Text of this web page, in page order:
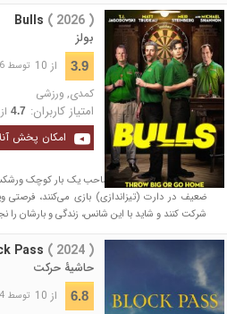
Bulls ( 2026 )
بولز
3.9 از 10 توسط 146 نفر در
کمدی, ورزشی
امتیاز کاربران: 4.7از
امکان پخش
دو نیمه‌برادر بدشانس که صاحب یک بار کوچک
ضعیف در دارت (تیزاندازی) بازی می‌کنند، فرصتی
شرکت کنند و شاید با این شانس، زندگی و بارشان را
Pass ( 2024 )
حاشیۀ حرکت
6.8 از 10 توسط 874 نفر در